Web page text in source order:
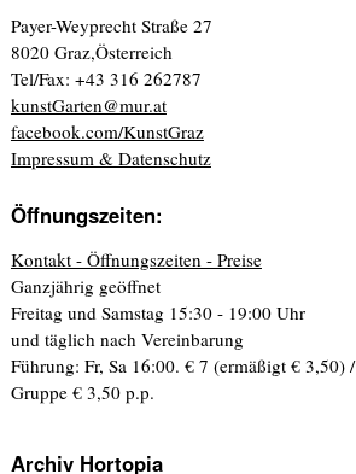
Payer-Weyprecht Straße 27
8020 Graz,Österreich
Tel/Fax: +43 316 262787
kunstGarten@mur.at
facebook.com/KunstGraz
Impressum & Datenschutz
Öffnungszeiten:
Kontakt - Öffnungszeiten - Preise
Ganzjährig geöffnet
Freitag und Samstag 15:30 - 19:00 Uhr
und täglich nach Vereinbarung
Führung: Fr, Sa 16:00. € 7 (ermäßigt € 3,50) /
Gruppe € 3,50 p.p.
Archiv Hortopia